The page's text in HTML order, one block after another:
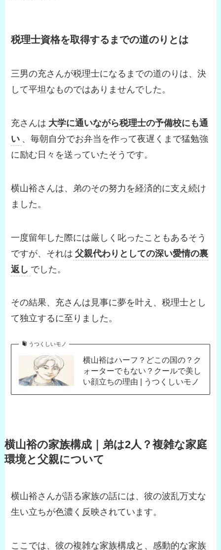
税理士資格を取得するまでの道のりとは
三男の充さんが税理士になるまでの道のりは、決
して平坦なものではありませんでした。
充さんは 大学に通いながら税理士の予備校にも通
い 、毎朝自分でお弁当を作って夜遅くまで猛勉強
に励む日々を送っていたそうです。
横山裕さんは、弟のその努力を経済的に支え続け
ました。
一度留年した際には厳しく叱ったこともあるそう
ですが、それは 父親代わりとしての深い愛情の裏
返し でした。
その結果、充さんは見事に夢を叶え、税理士とし
て独立するに至りました。
うつくしいモノ
横山裕はハーフ？どこの国の？ク
ォーターでもない？クールで美し
い顔立ちの理由 | うつくしいモノ
横山裕の家族構成｜弟は2人？複雑な家庭
環境と父親について
横山裕さんが語る家族の話には、彼の波乱万丈な
生い立ちが色濃く反映されています。
ここでは、彼の複雑な家族構成と、感動的な家族